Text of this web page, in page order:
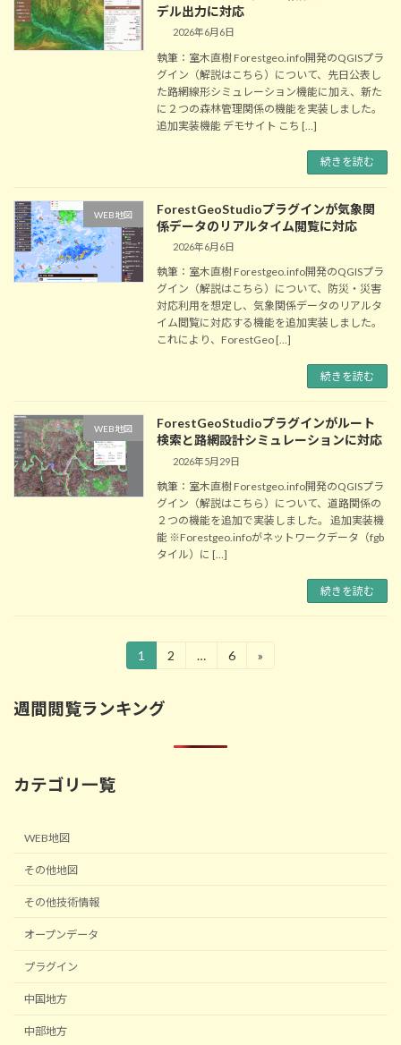
デル出力に対応
2026年6月6日
執筆：室木直樹 Forestgeo.info開発のQGISプラ
グイン（解説はこちら）について、先日公表し
た路網線形シミュレーション機能に加え、新た
に２つの森林管理関係の機能を実装しました。
追加実装機能 デモサイト こち […]
続きを読む
WEB地図
ForestGeoStudioプラグインが気象関
係データのリアルタイム閲覧に対応
2026年6月6日
執筆：室木直樹 Forestgeo.info開発のQGISプラ
グイン（解説はこちら）について、防災・災害
対応利用を想定し、気象関係データのリアルタ
イム閲覧に対応する機能を追加実装しました。
これにより、ForestGeo […]
続きを読む
WEB地図
ForestGeoStudioプラグインがルート
検索と路網設計シミュレーションに対応
2026年5月29日
執筆：室木直樹 Forestgeo.info開発のQGISプラ
グイン（解説はこちら）について、道路関係の
２つの機能を追加で実装しました。 追加実装機
能 ※Forestgeo.infoがネットワークデータ（fgb
タイル）に […]
続きを読む
の
ー
送
り
固
定
ー
1
固
2 …
固
6 »
週間閲覧ランキング
カテゴリ一覧
WEB地図
その他地図
その他技術情報
オープンデータ
プラグイン
中国地方
中部地方